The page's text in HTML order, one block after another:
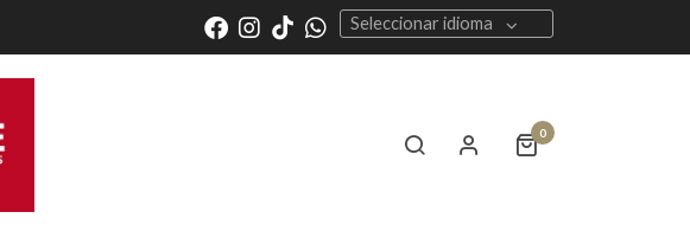
Seleccionar idioma
0